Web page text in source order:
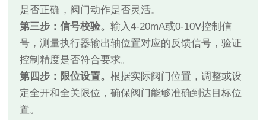
是否正确，阀门动作是否灵活。
第三步：信号校验。输入4-20mA或0-10V控制信
号，测量执行器输出轴位置对应的反馈信号，验证
控制精度是否符合要求。
第四步：限位设置。根据实际阀门位置，调整或设
定全开和全关限位，确保阀门能够准确到达目标位
置。